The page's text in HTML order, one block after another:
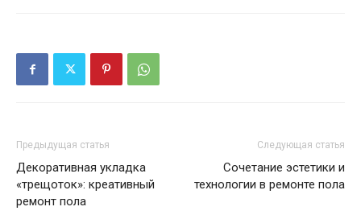
Предыдущая статья
Декоративная укладка
«трещоток»: креативный
ремонт пола
Следующая статья
Сочетание эстетики и
технологии в ремонте пола